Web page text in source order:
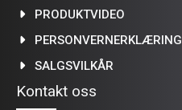
PRODUKTVIDEO
PERSONVERNERKLÆRING
SALGSVILKÅR
Kontakt oss